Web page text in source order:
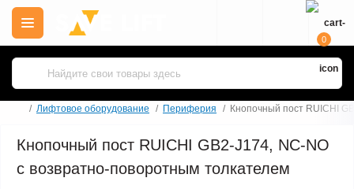
0
Лифтовое оборудование Периферия Кнопочный пост RUICHI
Кнопочный пост RUICHI GB2-J174, NC-NO
с возвратно-поворотным толкателем